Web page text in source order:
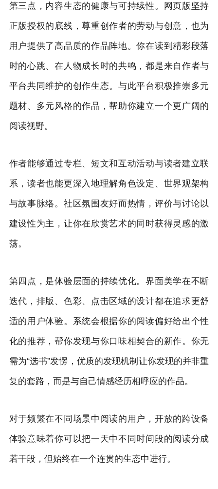
第三点，内容生态的健康与可持续性。网页版坚持
正版授权的底线，尊重创作者的劳动与创意，也为
用户提供了高品质的作品阵地。你在读到精彩段落
时的心跳、在人物成长时的共鸣，都是来自作者与
平台共同维护的创作生态。与此平台积极推崇多元
题材、多元风格的作品，帮助你建立一个更广阔的
阅读视野。
作者能够通过专栏、短文和互动活动与读者建立联
系，读者也能更深入地理解角色设定、世界观架构
与故事脉络。社区氛围友好而热情，评价与讨论以
建设性为主，让你在欣赏艺术的同时获得灵感的激
荡。
第四点，是体验层面的持续优化。界面美学在不断
迭代，排版、色彩、点击区域的设计都在追求更舒
适的用户体验。系统会根据你的阅读偏好给出个性
化的推荐，帮你发现与你口味相契合的新作。你无
需为“选书”发愣，优质的发现机制让你发现的并非重
复的套路，而是与自己情感经历相呼应的作品。
对于频繁在不同场景中阅读的用户，开放的跨设备
体验意味着你可以把一天中不同时间段的阅读分成
若干段，但始终在一个连贯的生态中进行。